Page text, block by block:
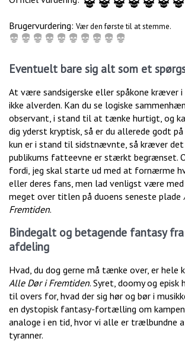
Brugervurdering: Vær den første til at stemme.
Eventuelt bare sig alt som et
At være sandsigerske eller spåkone kræver i
ikke alverden. Kan du se logiske
observant, i stand til at tænke hurtigt, og
dig yderst kryptisk, så er du allerede godt
kun er i stand til sidstnævnte, så kræver
publikums fatteevne er stærkt begrænset.
fordi, jeg skal starte ud med at fornærme
eller deres fans, men lad venligst være
meget over titlen på duoens seneste plade
Fremtiden.
Bindegalt og betagende fantasy
afdeling
Hvad, du dog gerne må tænke over, er hele
Alle Dør i Fremtiden. Syret, doomy og episk
til overs for, hvad der sig hør og bør i
en dystopisk fantasy-fortælling om
analoge i en tid, hvor vi alle er trælbundne
tyranner.